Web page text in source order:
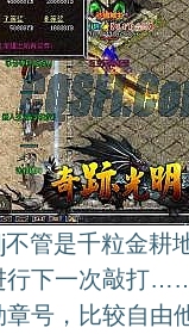
管是千粒金耕
行下一次敲打
章号，比较自由